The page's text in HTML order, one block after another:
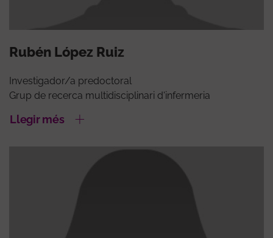
Rubén López Ruiz
Investigador/a predoctoral
Grup de recerca multidisciplinari d'infermeria
Llegir més